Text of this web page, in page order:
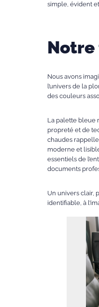
simple, évident
Nous avons
l’univers de la
des couleurs
La palette bleue
propreté et de
chaudes
moderne et
essentiels de
documents
Un univers clair,
identifiable, à